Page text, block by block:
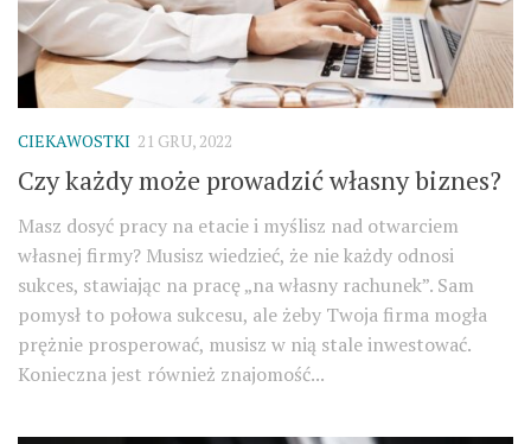
CIEKAWOSTKI 21 GRU, 2022
Czy każdy może prowadzić własny biznes?
Masz dosyć pracy na etacie i myślisz nad otwarciem
własnej firmy? Musisz wiedzieć, że nie każdy odnosi
sukces, stawiając na pracę „na własny rachunek”. Sam
pomysł to połowa sukcesu, ale żeby Twoja firma mogła
prężnie prosperować, musisz w nią stale inwestować.
Konieczna jest również znajomość...